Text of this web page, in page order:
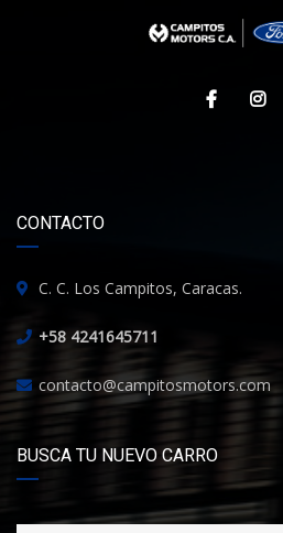
CONTACTO
C. C. Los Campitos, Caracas.
+58 4241645711
contacto@campitosmotors.com
BUSCA TU NUEVO CARRO